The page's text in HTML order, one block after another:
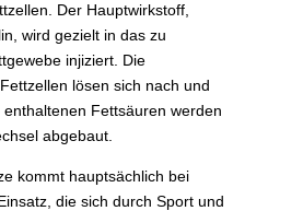
Der Hauptwirkstoff,
wird gezielt in das zu
injiziert. Die
lösen sich nach und
Fettsäuren werden
abgebaut.
kommt hauptsächlich bei
die sich durch Sport und